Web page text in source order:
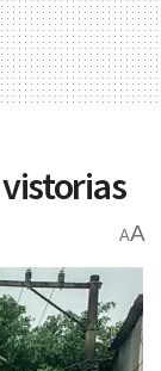
AA